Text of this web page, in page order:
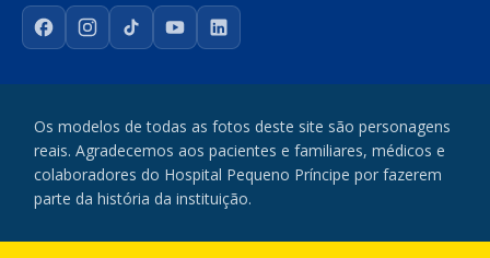
FacebookInstagram
TikTokYouTubeLinkedIn
Os modelos de todas as fotos deste site são personagens
reais. Agradecemos aos pacientes e familiares, médicos e
colaboradores do Hospital Pequeno Príncipe por fazerem
parte da história da instituição.